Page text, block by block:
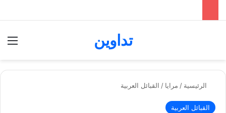
تداوين
الرئيسية / مرايا / القبائل العربية
القبائل العربية